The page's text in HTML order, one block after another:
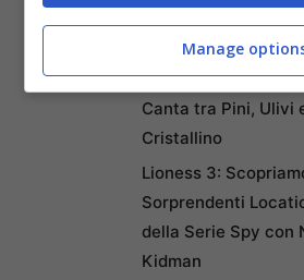
nel Nord della
Sveti Klement:
Adriatica dove la
Canta tra Pini, Ulivi
Cristallino
Lioness 3:
Sorprendenti
della Serie Spy con
Kidman
Manage